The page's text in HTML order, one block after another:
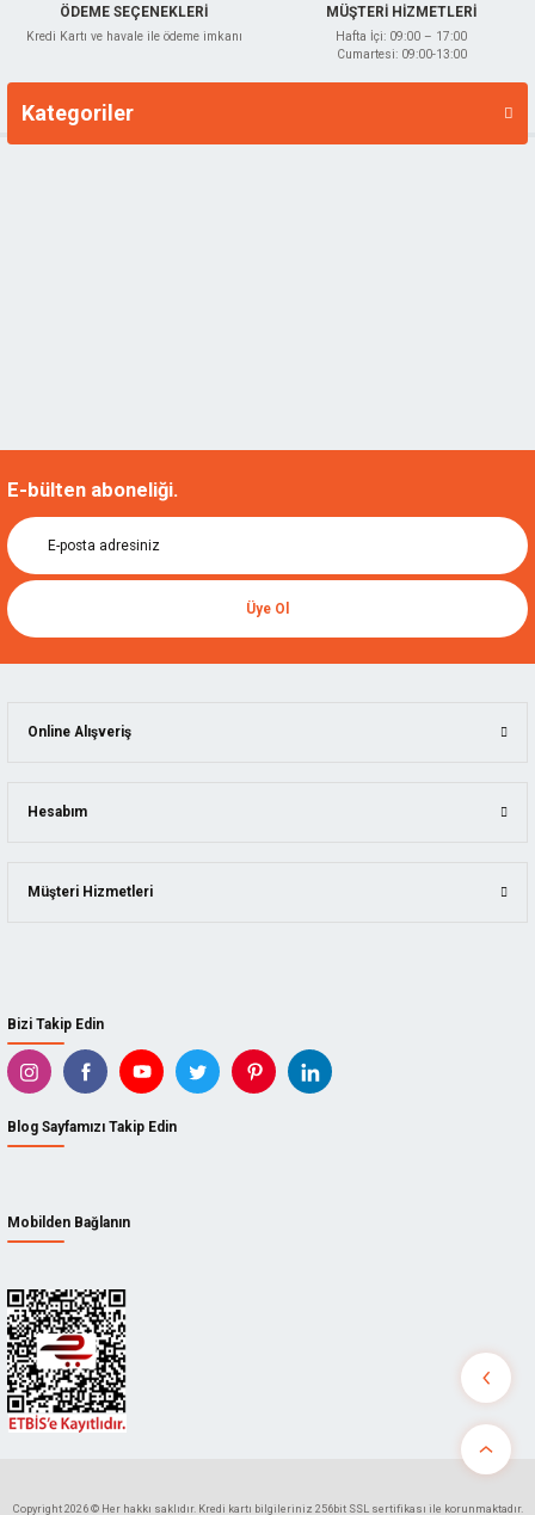
ÖDEME SEÇENEKLERİ
Kredi Kartı ve havale ile ödeme imkanı
MÜŞTERİ HİZMETLERİ
Hafta İçi: 09:00 – 17:00
Cumartesi: 09:00-13:00
Kategoriler
Markalar
E-bülten aboneliği.
Üye Ol
Bizi Takip Edin
Blog Sayfamızı Takip Edin
Mobilden Bağlanın
Online Alışveriş
Hesabım
Müşteri Hizmetleri
Copyright 2026 © Her hakkı saklıdır. Kredi kartı bilgileriniz 256bit SSL sertifikası ile korunmaktadır.